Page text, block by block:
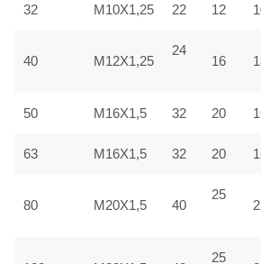
32 M10X1,25 22 12
40 M12X1,25
24
16
50 M16X1,5 32 20
63 M16X1,5 32 20
80 M20X1,5 40
25
25